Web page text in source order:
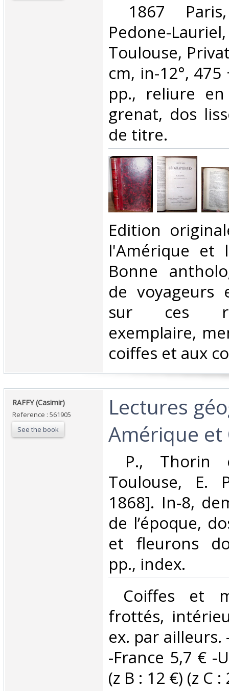
1867
Pedone-
Toulouse,
cm, in-12°,
pp., reliure
grenat, dos
de titre.‎
‎Edition
l'Amérique et
Bonne
de voyageurs
sur ces
exemplaire,
coiffes et aux
‎RAFFY (Casimir)‎
Reference : 561905
See the book
‎Lectures
Amérique et
P., Thorin
Toulouse, E.
1868]. In-8,
de l’époque,
et fleurons
pp., index. ‎
Coiffes et
frottés,
ex. par ailleurs.
-France 5,7 € -
(z B : 12 €) (z C :